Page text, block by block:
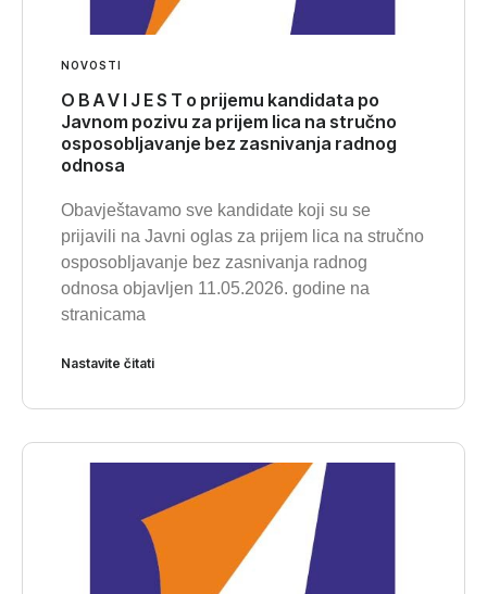
NOVOSTI
O B A V I J E S T o prijemu kandidata po
Javnom pozivu za prijem lica na stručno
osposobljavanje bez zasnivanja radnog
odnosa
Obavještavamo sve kandidate koji su se
prijavili na Javni oglas za prijem lica na stručno
osposobljavanje bez zasnivanja radnog
odnosa objavljen 11.05.2026. godine na
stranicama
Nastavite čitati